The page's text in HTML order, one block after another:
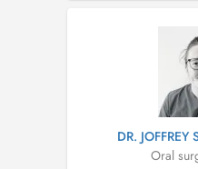
provide health
DR. JOFFREY
Oral